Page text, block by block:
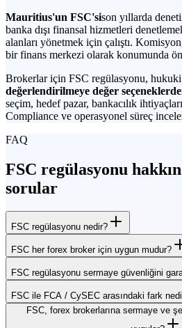
Mauritius'un FSC'sison yıllarda
banka dışı finansal hizmetleri
alanları yönetmek için çalıştı.
bir finans merkezi olarak konumunda
Brokerlar için FSC regülasyonu, hukuki
değerlendirilmeye değer
seçim, hedef pazar, bankacılık
Compliance ve operasyonel süreç
FAQ
FSC regülasyonu
sorular
FSC regülasyonu nedir?
FSC her forex broker için uygun mudur?
FSC regülasyonu sermaye güvenliğini
FSC ile FCA / CySEC arasındaki fark
FSC, forex brokerlarına sermaye ve